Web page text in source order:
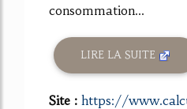
consommation...
LIRE LA SUITE
Site : https://